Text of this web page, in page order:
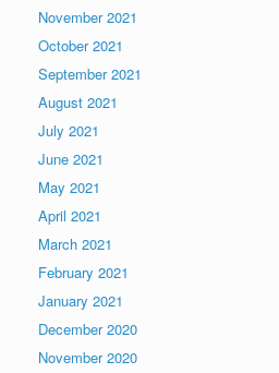
November 2021
October 2021
September 2021
August 2021
July 2021
June 2021
May 2021
April 2021
March 2021
February 2021
January 2021
December 2020
November 2020